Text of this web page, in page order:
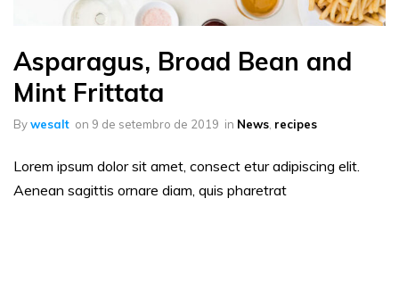
Asparagus, Broad Bean and
Mint Frittata
Bywesalt on 9 de setembro de 2019 in News recipes
Lorem ipsum dolor sit amet, consect etur adipiscing elit.
Aenean sagittis ornare diam, quis pharetrat